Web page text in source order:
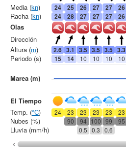
24 25 26 27 27 26
24
28 27 27 27 26
2.6 3.1 3.5 3.5 3.5 3.3
15 14 10 10 10 10
24 23 23 23 23 23
90
94 100 99 95
0.5 0.3 0.6
Media (kn)
Racha (kn)
Olas
Dirección
Altura (m)
Periodo (s)
Marea (m)
El Tiempo
Temp. (°C)
Nubes (%)
Lluvia (mm/h)